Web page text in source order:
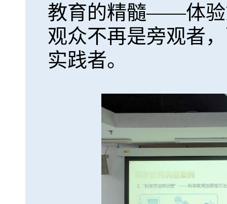
教育的精髓——体验
观众不再是旁观者
实践者。